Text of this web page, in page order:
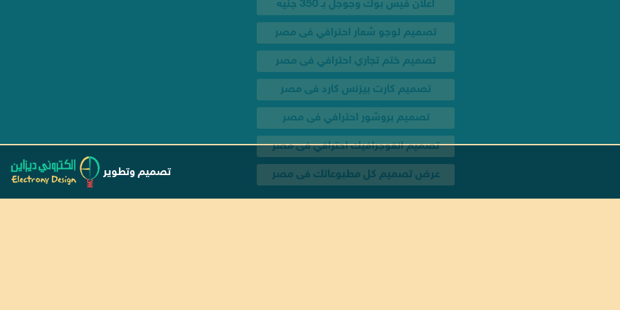
تصميم بروشور احترافي فى مصر
تصميم انفوجرافيك احترافي فى مصر
عرض تصميم كل مطبوعاتك فى مصر
تصميم وتطوير